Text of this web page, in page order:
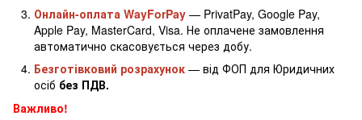
Онлайн-оплата WayForPay — PrivatPay, Google Pay,
Apple Pay, MasterCard, Visa. Не оплачене замовлення
автоматично скасовується через добу.
Безготівковий розрахунок — від ФОП для Юридичних
осіб без ПДВ.
Важливо!